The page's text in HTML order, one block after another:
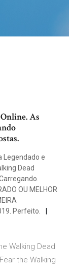
As
Legendado e
Dead
OU MELHOR
Perfeito.
Walking Dead
the Walking